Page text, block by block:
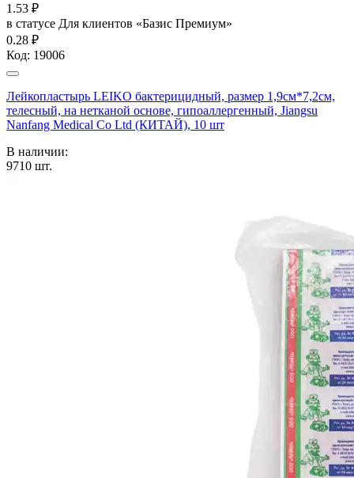
1.53 ₽
в статусе Для клиентов «Базис Премиум»
0.28 ₽
Код: 19006
Лейкопластырь LEIKO бактерицидный, размер 1,9см*7,2см,
телесный, на нетканой основе, гипоаллергенный, Jiangsu
Nanfang Medical Co Ltd (КИТАЙ), 10 шт
В наличии:
9710 шт.